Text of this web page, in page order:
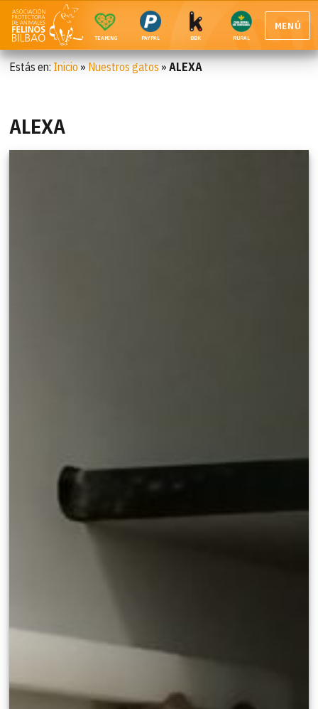
TEAMING PAYPAL BBK RURAL
MENÚ
Estás en: Inicio » Nuestros gatos »ALEXA
ALEXA